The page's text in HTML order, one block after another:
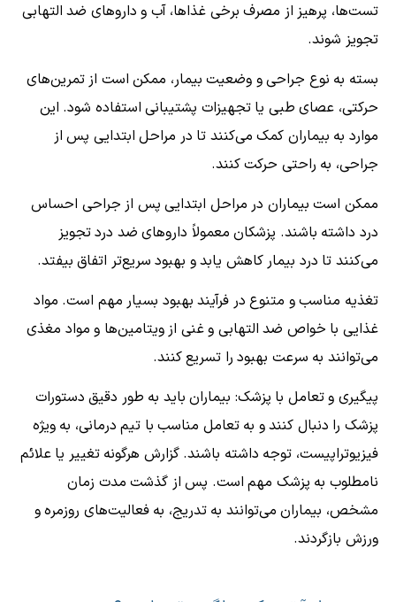
تست‌ها، پرهیز از مصرف برخی غذاها، آب و داروهای ضد التهابی
تجویز شوند.
بسته به نوع جراحی و وضعیت بیمار، ممکن است از تمرین‌های
حرکتی، عصای طبی یا تجهیزات پشتیبانی استفاده شود. این
موارد به بیماران کمک می‌کنند تا در مراحل ابتدایی پس از
جراحی، به راحتی حرکت کنند.
ممکن است بیماران در مراحل ابتدایی پس از جراحی احساس
درد داشته باشند. پزشکان معمولاً داروهای ضد درد تجویز
می‌کنند تا درد بیمار کاهش یابد و بهبود سریع‌تر اتفاق بیفتد.
تغذیه مناسب و متنوع در فرآیند بهبود بسیار مهم است. مواد
غذایی با خواص ضد التهابی و غنی از ویتامین‌ها و مواد مغذی
می‌توانند به سرعت بهبود را تسریع کنند.
پیگیری و تعامل با پزشک: بیماران باید به طور دقیق دستورات
پزشک را دنبال کنند و به تعامل مناسب با تیم درمانی، به ویژه
فیزیوتراپیست، توجه داشته باشند. گزارش هرگونه تغییر یا علائم
نامطلوب به پزشک مهم است. پس از گذشت مدت زمان
مشخص، بیماران می‌توانند به تدریج، به فعالیت‌های روزمره و
ورزش بازگردند.